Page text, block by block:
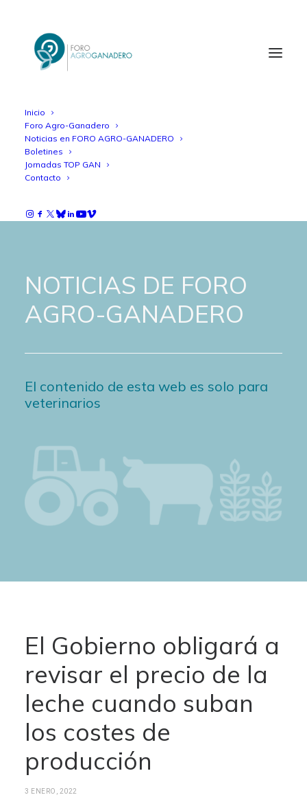
Inicio
Foro Agro-Ganadero
Noticias en FORO AGRO-GANADERO
Boletines
Jornadas TOP GAN
Contacto
NOTICIAS DE FORO
AGRO-GANADERO
El contenido de esta web es solo para
veterinarios
El Gobierno obligará a
revisar el precio de la
leche cuando suban
los costes de
producción
3 ENERO, 2022